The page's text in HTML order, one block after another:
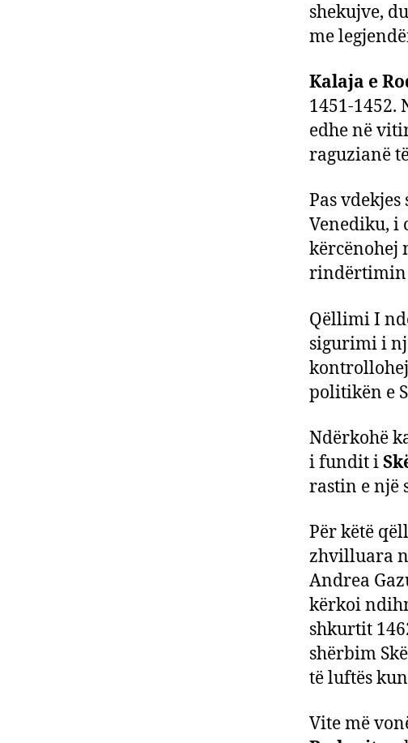
shekujve,
me
Kalaja e
1451-1452.
edhe në
raguzianë
Pas
Venediku, i
kërcënohej
rindërtimin
Qëllimi I
sigurimi i
politikën e
Ndërkohë
i fundit i
rastin e një
Për këtë
zhvilluara
Andrea
kërkoi
shkurtit
shërbim
të luftës
Vite më